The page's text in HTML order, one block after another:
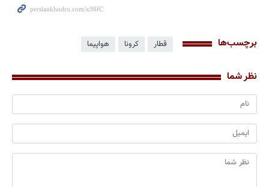
برچسب‌ها قطار کرونا هواپیما
نظر شما